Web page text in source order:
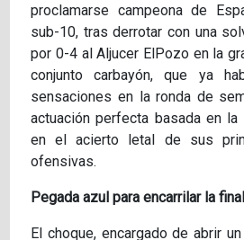
proclamarse campeona de
sub-10, tras derrotar con una
por 0-4 al Aljucer ElPozo en la
conjunto carbayón, que ya
sensaciones en la ronda de
actuación perfecta basada en
en el acierto letal de sus
ofensivas.
Pegada azul para encarrilar la
El choque, encargado de abrir